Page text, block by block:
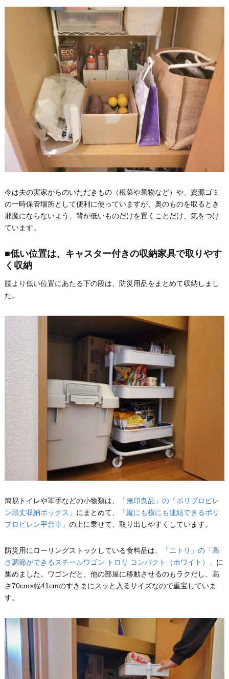
今は夫の実家からのいただきもの（根菜や果物など）や、資源ゴミ
の一時保管場所として便利に使っていますが、奥のものを取るとき
邪魔にならないよう、背が低いものだけを置くことだけ、気をつけ
ています。
■低い位置は、キャスター付きの収納家具で取りやす
く収納
腰より低い位置にあたる下の段は、防災用品をまとめて収納しまし
た。
簡易トイレや軍手などの小物類は、
「無印良品」の「ポリプロピレ
ン頑丈収納ボックス」 にまとめて、
「縦にも横にも連結できるポリ
プロピレン平台車」 の上に乗せて、取り出しやすくしています。
防災用にローリングストックしている食料品は、
「ニトリ」の「高
さ調節ができるスチールワゴン トロリ コンパクト（ホワイト）」 に
集めました。ワゴンだと、他の部屋に移動させるのもラクだし、高
さ70cm×幅41cmのすきまにスッと入るサイズなので重宝していま
す。